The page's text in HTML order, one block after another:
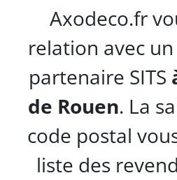
Axodeco.fr
relation avec
partenaire SITS
de Rouen. La
code postal
liste des